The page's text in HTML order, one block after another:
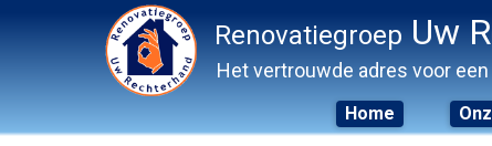
Renovatiegroep Uw
Het vertrouwde adres voor
Home